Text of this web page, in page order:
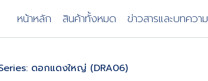
หน้าหลัก สินค้าทั้งหมด ข่าวสารและบทความ
ดอกแดงใหญ่ (DRA06)